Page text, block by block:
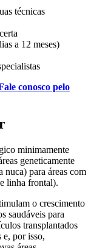
técnicas
a 12 meses)
conosco pelo
minimamente
geneticamente
nuca) para áreas com
linha frontal).
o crescimento
saudáveis para
transplantados
e, por isso,